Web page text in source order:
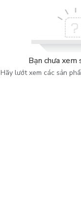
Bạn chưa xem
Hãy lướt xem các sản